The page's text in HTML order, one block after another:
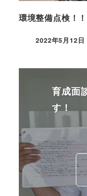
環境整備点検！！
2022年5月12日